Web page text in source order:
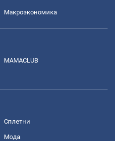
Mакроэкономика
MAMACLUB
Сплетни
Мода